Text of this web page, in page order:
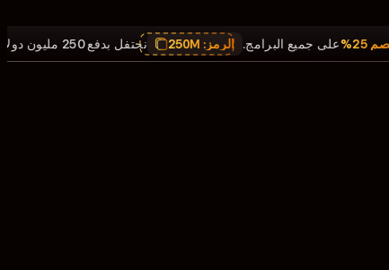
نحتفل بدفع 250 مليون دولار , خصم 25% على جميع البرامج. الرمز:250M